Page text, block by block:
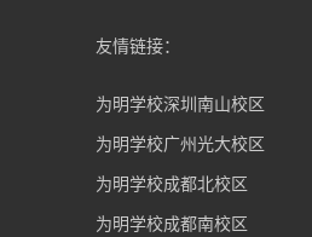
友情链接：
为明学校深圳南山校区
为明学校广州光大校区
为明学校成都北校区
为明学校成都南校区